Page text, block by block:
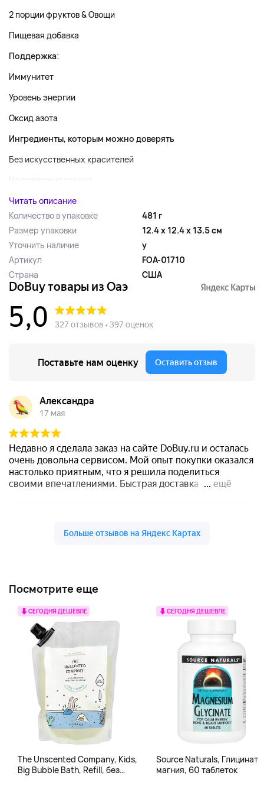
2 порции фруктов & Овощи
Пищевая добавка
Поддержка:
Иммунитет
Уровень энергии
Оксид азота
Ингредиенты, которым можно доверять
Без искусственных красителей
Не содержит сахара...
Читать описание
Количество в упаковке
481 г
Размер упаковки
12.4 x 12.4 x 13.5 см
Уточнить наличие
y
Артикул
FOA-01710
Страна
США
Посмотрите еще
СЕГОДНЯ ДЕШЕВЛЕ
The Unscented Company, Kids,
Big Bubble Bath, Refill, без
СЕГОДНЯ ДЕШЕВЛЕ
Source Naturals, Глицинат
магния, 60 таблеток